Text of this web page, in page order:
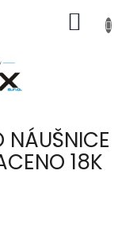
KOŠÍK
NÁUŠNICE
18K